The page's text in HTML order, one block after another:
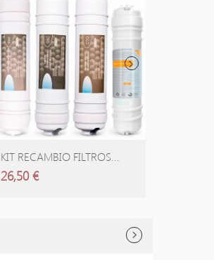
AÑADIR CARRITO
KIT RECAMBIO FILTROS...
26,50 €